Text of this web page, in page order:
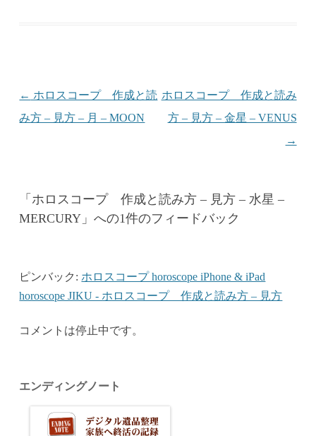
投稿ナビゲーション
← ホロスコープ 作成と読
み方 – 見方 – 月 – MOON
ホロスコープ 作成と読み
方 – 見方 – 金星 – VENUS
→
「 ホロスコープ 作成と読み方 – 見方 – 水星 –
MERCURY 」への1件のフィードバック
ピンバック: ホロスコープ horoscope iPhone & iPad
horoscope JIKU - ホロスコープ 作成と読み方 – 見方
コメントは停止中です。
エンディングノート